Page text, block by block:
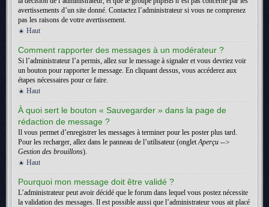
avertissements d’un site donné. Contactez l’administrateur si vous ne comprenez
pas les raisons de votre avertissement.
Haut
Comment rapporter des messages à un modérateur ?
Si l’administrateur l’a permis, allez sur le message à signaler et vous devriez voir
un bouton pour rapporter le message. En cliquant dessus, vous accéderez aux
étapes nécessaires pour ce faire.
Haut
À quoi sert le bouton « Sauvegarder » dans la page de
rédaction de message ?
Il vous permet d’enregistrer les messages à terminer pour les poster plus tard.
Pour les recharger, allez dans le panneau de l’utilisateur (ongletAperçu -->
Gestion des brouillons).
Haut
Pourquoi mon message doit être validé ?
L’administrateur peut avoir décidé que le forum dans lequel vous postez nécessite
la validation des messages. Il est possible aussi que l’administrateur vous ait placé